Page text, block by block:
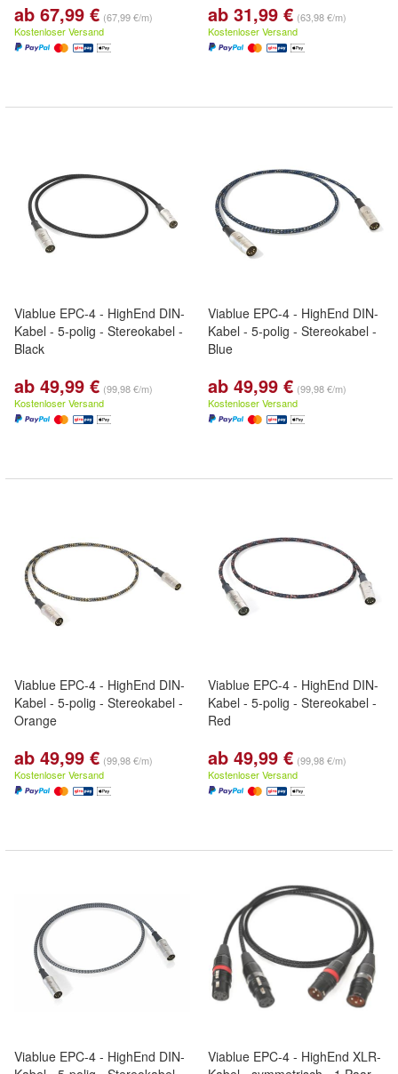
ab 67,99 € (67,99 €/m)
Kostenloser Versand
ab 31,99 € (63,98 €/m)
Kostenloser Versand
Viablue EPC-4 - HighEnd DIN-
Kabel - 5-polig - Stereokabel -
Black
ab 49,99 € (99,98 €/m)
Kostenloser Versand
Viablue EPC-4 - HighEnd DIN-
Kabel - 5-polig - Stereokabel -
Blue
ab 49,99 € (99,98 €/m)
Kostenloser Versand
Viablue EPC-4 - HighEnd DIN-
Kabel - 5-polig - Stereokabel -
Orange
ab 49,99 € (99,98 €/m)
Kostenloser Versand
Viablue EPC-4 - HighEnd DIN-
Kabel - 5-polig - Stereokabel -
Red
ab 49,99 € (99,98 €/m)
Kostenloser Versand
Viablue EPC-4 - HighEnd DIN-
Viablue EPC-4 - HighEnd XLR-